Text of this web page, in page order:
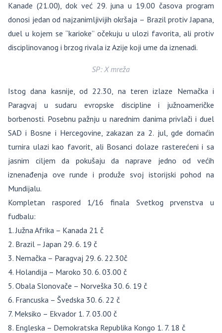
Kanade (21.00), dok već 29. juna u 19.00 časova program
donosi jedan od najzanimljivijih okršaja – Brazil protiv Japana,
duel u kojem se “karioke” očekuju u ulozi favorita, ali protiv
disciplinovanog i brzog rivala iz Azije koji ume da iznenadi.
SP: X mreža
Istog dana kasnije, od 22.30, na teren izlaze Nemačka i
Paragvaj u sudaru evropske discipline i južnoameričke
borbenosti. Posebnu pažnju u narednim danima privlači i duel
SAD i Bosne i Hercegovine, zakazan za 2. jul, gde domaćin
turnira ulazi kao favorit, ali Bosanci dolaze rasterećeni i sa
jasnim ciljem da pokušaju da naprave jedno od većih
iznenađenja ove runde i produže svoj istorijski pohod na
Mundijalu.
Kompletan raspored 1/16 finala Svetkog prvenstva u
fudbalu:
1. Južna Afrika – Kanada 21 č
2. Brazil – Japan 29. 6. 19 č
3. Nemačka – Paragvaj 29. 6. 22.30č
4. Holandija – Maroko 30. 6. 03.00 č
5. Obala Slonovače – Norveška 30. 6. 19 č
6. Francuska – Švedska 30. 6. 22 č
7. Meksiko – Ekvador 1. 7. 03.00 č
8. Engleska – Demokratska Republika Kongo 1. 7. 18 č